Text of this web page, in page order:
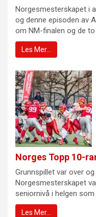
Norgesmesterskapet i
og denne episoden av
om NM-finalen og de to
Les Mer…
Norges Topp 10-
Grunnspillet var over
Norgesmesterskapet
seniornivå i helgen som
Les Mer…